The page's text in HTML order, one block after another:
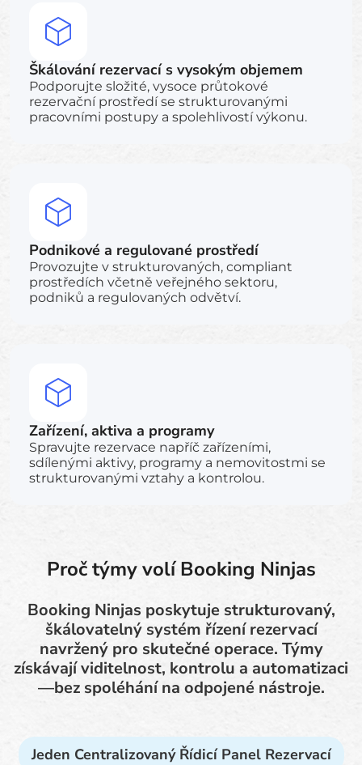
Škálování rezervací s vysokým objemem
Podporujte složité, vysoce průtokové
rezervační prostředí se strukturovanými
pracovními postupy a spolehlivostí výkonu.
Podnikové a regulované prostředí
Provozujte v strukturovaných, compliant
prostředích včetně veřejného sektoru,
podniků a regulovaných odvětví.
Zařízení, aktiva a programy
Spravujte rezervace napříč zařízeními,
sdílenými aktivy, programy a nemovitostmi se
strukturovanými vztahy a kontrolou.
Proč týmy volí Booking Ninjas
Booking Ninjas poskytuje strukturovaný,
škálovatelný systém řízení rezervací
navržený pro skutečné operace. Týmy
získávají viditelnost, kontrolu a automatizaci
—bez spoléhání na odpojené nástroje.
Jeden Centralizovaný Řídicí Panel Rezervací